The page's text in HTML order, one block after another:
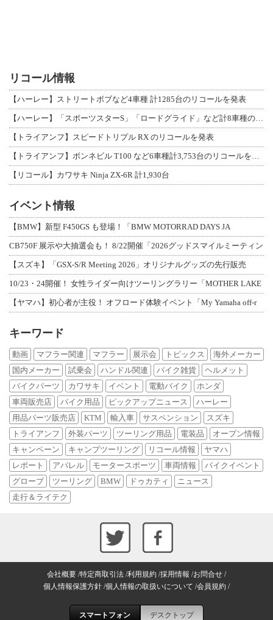
リコール情報
【ハーレー】ストリートボブなど4車種 計1285台のリコールを発表
【トライアンフ】スピードトリプル RX のリコールを発表
【リコール】カワサキ Ninja ZX-6R 計1,930台
イベント情報
【BMW】新型 F450GS も登場！「BMW MOTORRAD DAYS JA
CB750F 展示や大抽選会も！ 8/22開催「2026グッドスマイルミーティン
【スズキ】「GSX-S/R Meeting 2026」オリジナルグッズの先行販売
10/23・24開催！ 女性ライダー向けツーリングラリー「MOTHER LAKE
【ヤマハ】初心者が主役！ オフロード体験イベント「My Yamaha off-r
キーワード
動画 マフラー関連 マフラー 展示会 トピックス
海外メーカー
国内メーカー
試乗会 ハンドル関連 バイク雑貨
ヘルメット
バイクパーツ
カワサキ イベント 電動バイク
ホンダ
車両販売店
バイク用品 ピックアップニュース
ハーレー
用品パーツ販売店
KTM 輸入車 サスペンション
スズキ
トライアンフ
外装パーツ ツーリング用品 電装品
オープン情報
キャンペーン
キャンプツーリング リコール情報
ヤマハ
レポート
アパレル モータースポーツ 車両情報
バイクイベント
グローブ
ツーリング BMW ドゥカティ
ニュース
走行＆ライテク
会社概要 特定商取引法 利用規約 採用情報 お問合せ
個人情報保護方針 個人情報の取扱いについて 会員規約
スマートフォン デスクトップ